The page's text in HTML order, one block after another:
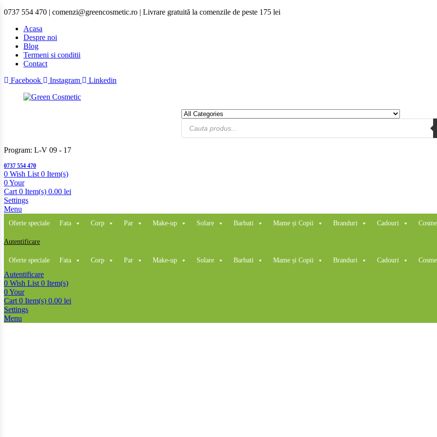
0737 554 470 | comenzi@greencosmetic.ro | Livrare gratuită la comenzile de peste 175 lei
Acasa
Despre noi
Blog
Termeni si conditii
Contact
Facebook
Instagram Linkedin
Program: L-V 09 - 17
0737 554 470
0 Wish List 0 Item(s)
0Your
Cart 0 Item(s) 0.00 lei
Settings
Menu
Oferte speciale Fata Corp Par Make-up Solare Barbati Mame și Copii Branduri Cadouri
Autentificare
Oferte speciale Fata Corp Par Make-up Solare Barbati Mame și Copii Branduri Cadouri
Autentificare
0 Wish List 0 Item(s)
0Your
Cart 0 Item(s) 0.00 lei
Settings
Menu